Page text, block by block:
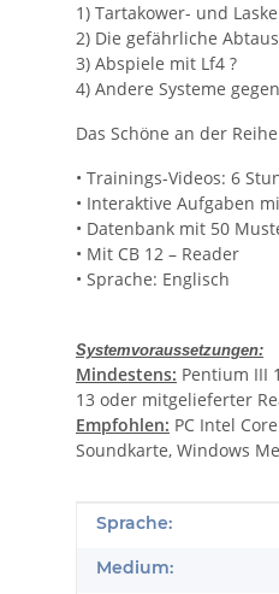
1) Tartakower- und
2) Die gefährliche
3) Abspiele mit Lf4 ?
4) Andere Systeme
Das Schöne an der
• Trainings-Videos: 6
• Interaktive Aufgaben
• Datenbank mit 50
• Mit CB 12 – Reader
• Sprache: Englisch
Systemvoraussetzungen:
Mindestens: Pentium III
13 oder mitgelieferter
Empfohlen: PC Intel
Soundkarte, Windows
Produkteigenschaft
Wert
Sprache:
Medium: